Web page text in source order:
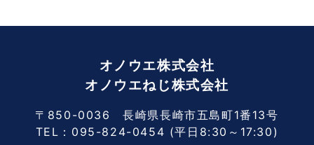
オノウエ株式会社
オノウエねじ株式会社
〒850-0036 長崎県長崎市五島町1番13号
TEL： 095-824-0454 (平日8:30～17:30)